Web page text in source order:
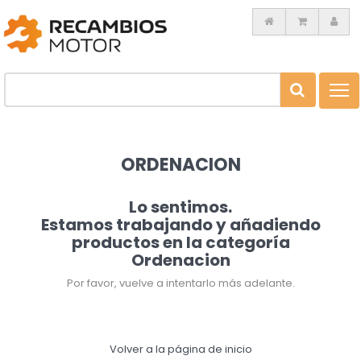
ORDENACION
Lo sentimos.
Estamos trabajando y añadiendo
productos en la categoría
Ordenacion
Por favor, vuelve a intentarlo más adelante.
Volver a la página de inicio